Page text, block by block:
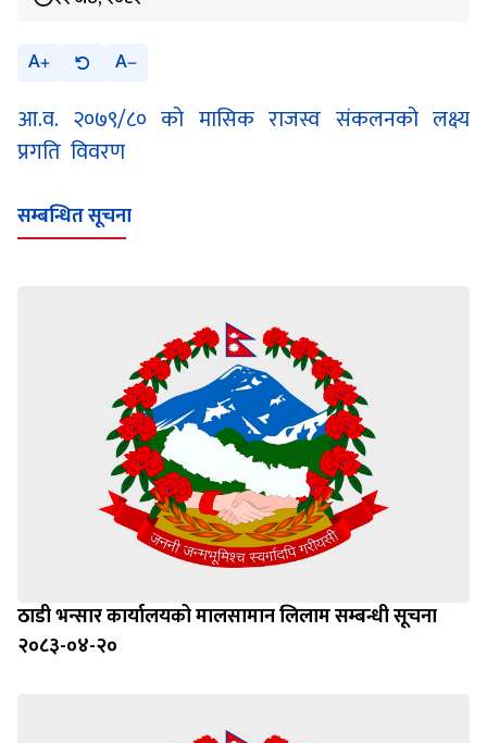
आ.व. २०७९/८० को मासिक राजस्व संकलनको लक्ष्य
प्रगति विवरण
सम्बन्धित सूचना
ठाडी भन्सार कार्यालयको मालसामान लिलाम सम्बन्धी सूचना
२०८३-०४-२०